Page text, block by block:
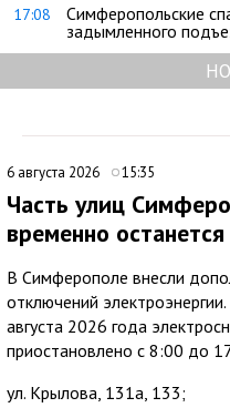
17:08
Симферопольские
задымленного
6 августа 2026 15:35
Часть улиц
временно
В Симферополе внесли
отключений
августа 2026 года
приостановлено с 8:00 до
ул. Крылова, 131а, 133;